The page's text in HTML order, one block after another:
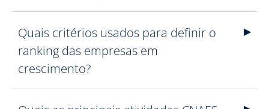
Quais critérios usados para definir o
ranking das empresas em
crescimento?